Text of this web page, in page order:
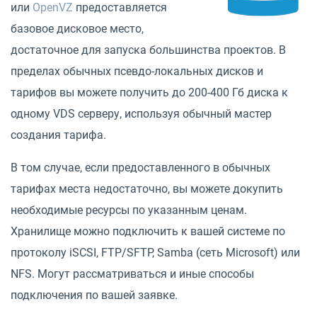
или OpenVZ предоставляется
базовое дисковое место,
достаточное для запуска большинства проектов. В
пределах обычных псевдо-локальных дисков и
тарифов вы можете получить до 200-400 Гб диска к
одному VDS серверу, используя обычный мастер
создания тарифа.
В том случае, если предоставленного в обычных
тарифах места недостаточно, вы можете докупить
необходимые ресурсы по указанным ценам.
Хранилище можно подключить к вашей системе по
протоколу iSCSI, FTP/SFTP, Samba (сеть Microsoft) или
NFS. Могут рассматриваться и иные способы
подключения по вашей заявке.